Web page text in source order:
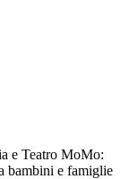
e Teatro MoMo:
bambini e famiglie